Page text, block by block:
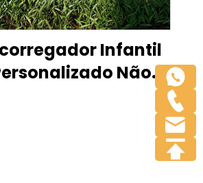
Infantil
Não